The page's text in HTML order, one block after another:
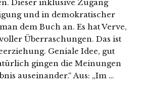
Dieser inklusive Zugang
und in demokratischer
dem Buch an. Es hat Verve,
Überraschungen. Das ist
Geniale Idee, gut
gingen die Meinungen
auseinander.“ Aus: „Im …